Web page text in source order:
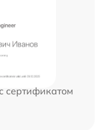
сертификатом